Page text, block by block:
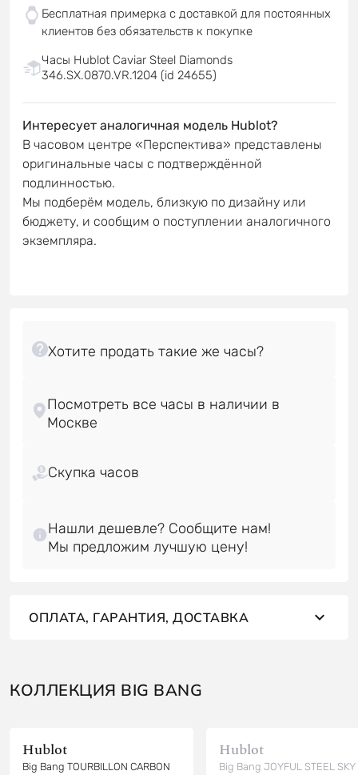
Бесплатная примерка с доставкой для постоянных
клиентов без обязательств к покупке
Часы Hublot Caviar Steel Diamonds
346.SX.0870.VR.1204 (id 24655)
Интересует аналогичная модель Hublot?
В часовом центре «Перспектива» представлены
оригинальные часы с подтверждённой
подлинностью.
Мы подберём модель, близкую по дизайну или
бюджету, и сообщим о поступлении аналогичного
экземпляра.
Посмотреть все часы в наличии в
Скупка часов
Нашли дешевле? Сообщите нам!
ОПЛАТА, ГАРАНТИЯ, ДОСТАВКА
КОЛЛЕКЦИЯ BIG BANG
Hublot
Big Bang TOURBILLON CARBON
Hublot
Big Bang JOYFUL STEEL SKY